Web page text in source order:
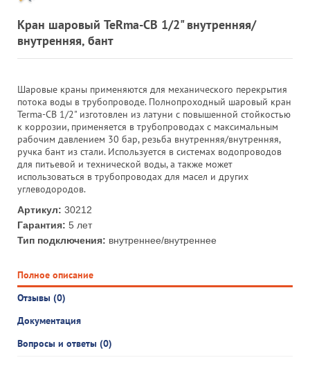
Кран шаровый TeRma-CB 1/2" внутренняя/
внутренняя, бант
Шаровые краны применяются для механического перекрытия
потока воды в трубопроводе. Полнопроходный шаровый кран
Terma-CB 1/2" изготовлен из латуни с повышенной стойкостью
к коррозии, применяется в трубопроводах с максимальным
рабочим давлением 30 бар, резьба внутренняя/внутренняя,
ручка бант из стали. Используется в системах водопроводов
для питьевой и технической воды, а также может
использоваться в трубопроводах для масел и других
углеводородов.
Артикул: 30212
Гарантия: 5 лет
Тип подключения: внутреннее/внутреннее
Полное описание
Отзывы (0)
Документация
Вопросы и ответы (0)